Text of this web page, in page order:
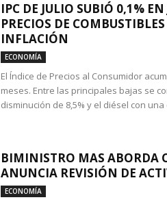
IPC DE JULIO SUBIÓ 0,1%
PRECIOS DE
INFLACIÓN
ECONOMÍA
El Índice de Precios al Consumidor
meses. Entre las principales bajas se
disminución de 8,5% y el diésel con una
BIMINISTRO MAS ABORDA
ANUNCIA REVISIÓN DE
ECONOMÍA